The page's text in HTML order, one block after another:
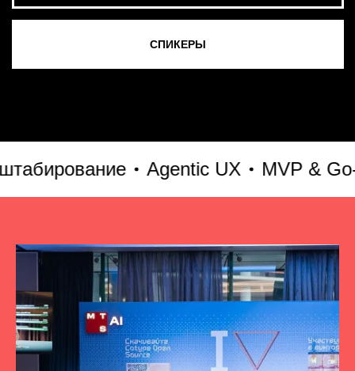
Agentic UX MVP & Go-to-
СМОТРЕТЬ ВСЕ ФОТО